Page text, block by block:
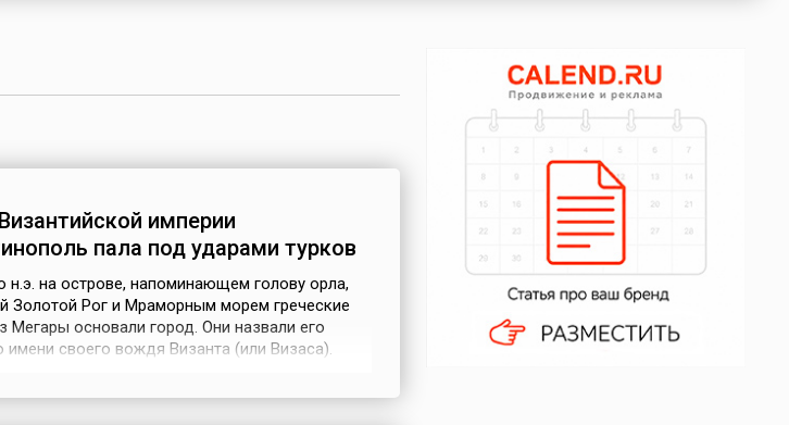
империи
пала под ударами турков
н.э. на острове, напоминающем голову орла,
Золотой Рог и Мраморным морем греческие
Мегары основали город. Они назвали его
имени своего вождя Византа (или Визаса).